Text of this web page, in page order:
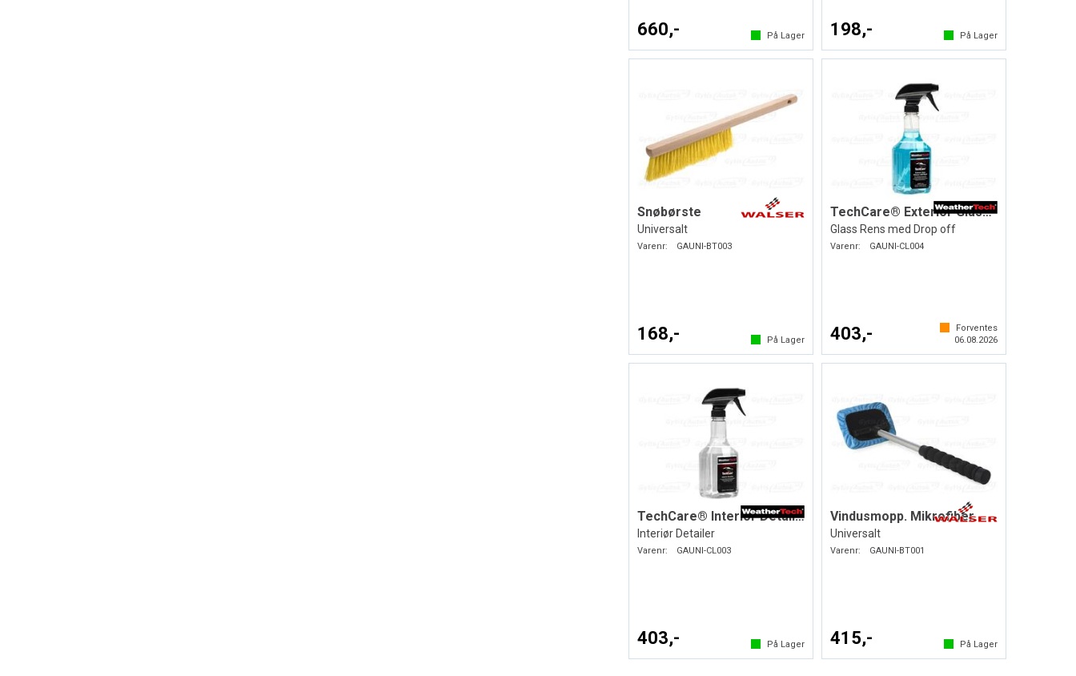
660,- På Lager 198,- På Lager
Snøbørste
Universalt
Varenr: GAUNI-BT003
168,- På Lager
TechCare® Exterior Glass Cleaner
Glass Rens med Drop off
Varenr: GAUNI-CL004
403,-
Forventes
06.08.2026
TechCare® Interior Detailer
Interiør Detailer
Varenr: GAUNI-CL003
403,- På Lager
Vindusmopp. Mikrofiber
Universalt
Varenr: GAUNI-BT001
415,- På Lager